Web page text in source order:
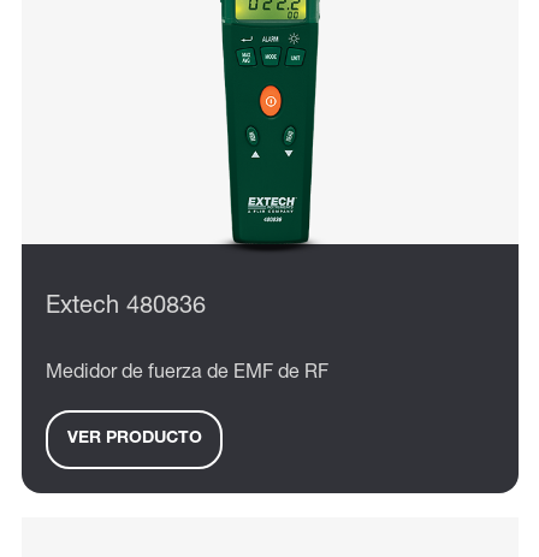
Extech 480836
Medidor de fuerza de EMF de RF
VER PRODUCTO